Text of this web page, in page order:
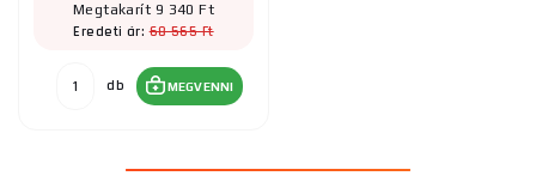
Megtakarít 9 340 Ft
Eredeti ár:68 565 Ft
db MEGVENNI